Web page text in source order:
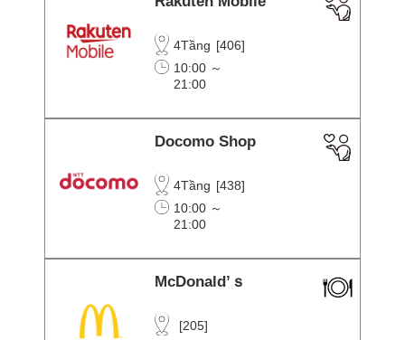
4Tầng [406]
10:00 ～
21:00
Docomo Shop
4Tầng [438]
10:00 ～
21:00
McDonald’ｓ
[205]